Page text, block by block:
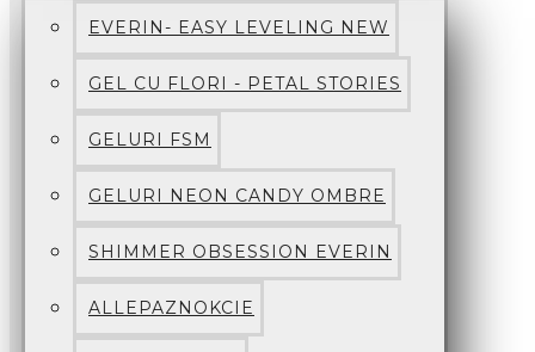
EVERIN- EASY LEVELING NEW
GEL CU FLORI - PETAL STORIES
GELURI FSM
GELURI NEON CANDY OMBRE
SHIMMER OBSESSION EVERIN
ALLEPAZNOKCIE